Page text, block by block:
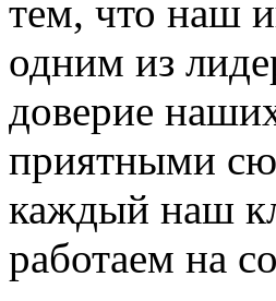
тем, что наш
одним из
доверие
приятными
каждый наш
работаем на